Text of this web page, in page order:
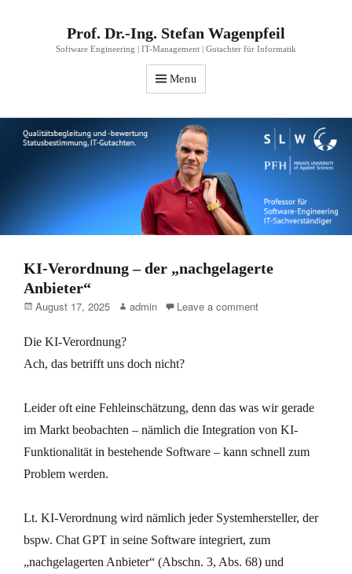
Prof. Dr.-Ing. Stefan Wagenpfeil
Software Engineering | IT-Management | Gutachter für Informatik
Menu
KI-Verordnung – der „nachgelagerte
Anbieter“
Posted
August 17, 2025 Author
admin Leave a comment
Die KI-Verordnung?
Ach, das betrifft uns doch nicht?
Leider oft eine Fehleinschätzung, denn das was wir gerade
im Markt beobachten – nämlich die Integration von KI-
Funktionalität in bestehende Software – kann schnell zum
Problem werden.
Lt. KI-Verordnung wird nämlich jeder Systemhersteller, der
bspw. Chat GPT in seine Software integriert, zum
„nachgelagerten Anbieter“ (Abschn. 3, Abs. 68) und